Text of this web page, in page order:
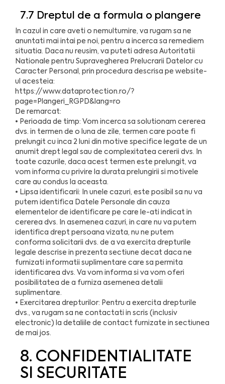
7.7 Dreptul de a formula o plangere
In cazul in care aveti o nemultumire, va rugam sa ne
anuntati mai intai pe noi, pentru a incerca sa remediem
situatia. Daca nu reusim, va puteti adresa Autoritatii
Nationale pentru Supravegherea Prelucrarii Datelor cu
Caracter Personal, prin procedura descrisa pe website-
ul acesteia:
https://www.dataprotection.ro/?
page=Plangeri_RGPD&lang=ro
De remarcat:
• Perioada de timp: Vom incerca sa solutionam cererea
dvs. in termen de o luna de zile, termen care poate fi
prelungit cu inca 2 luni din motive specifice legate de un
anumit drept legal sau de complexitatea cererii dvs. In
toate cazurile, daca acest termen este prelungit, va
vom informa cu privire la durata prelungirii si motivele
care au condus la aceasta.
• Lipsa identificarii: In unele cazuri, este posibil sa nu va
putem identifica Datele Personale din cauza
elementelor de identificare pe care le-ati indicat in
cererea dvs. In asemenea cazuri, in care nu va putem
identifica drept persoana vizata, nu ne putem
conforma solicitarii dvs. de a va exercita drepturile
legale descrise in prezenta sectiune decat daca ne
furnizati informatii suplimentare care sa permita
identificarea dvs. Va vom informa si va vom oferi
posibilitatea de a furniza asemenea detalii
suplimentare.
• Exercitarea drepturilor: Pentru a exercita drepturile
dvs., va rugam sa ne contactati in scris (inclusiv
electronic) la detaliile de contact furnizate in sectiunea
de mai jos.
8. CONFIDENTIALITATE
SI SECURITATE